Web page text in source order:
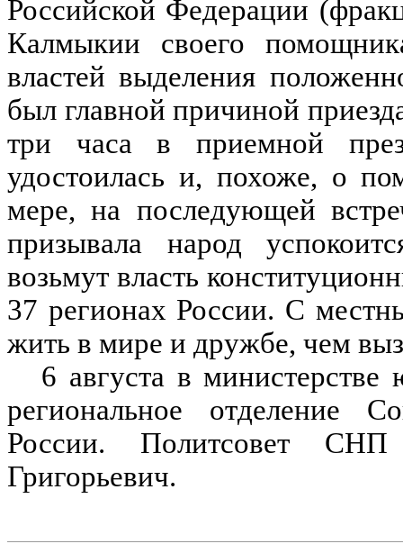
Российской Федерации
Калмыкии своего
властей выделения
был главной причиной
три часа в приемной
удостоилась и, похоже, о
мере, на последующей
призывала народ
возьмут власть
37 регионах России. С
жить в мире и дружбе, чем
6 августа в
региональное отделение
России. Политсовет СНП
Григорьевич.